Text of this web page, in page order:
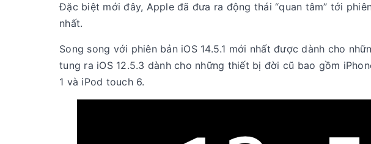
Đặc biệt mới đây, Apple đã đưa ra động thái “quan tâm” tới
nhất.
Song song với phiên bản iOS 14.5.1 mới nhất được dành cho
tung ra iOS 12.5.3 dành cho những thiết bị đời cũ bao gồm
1 và iPod touch 6.